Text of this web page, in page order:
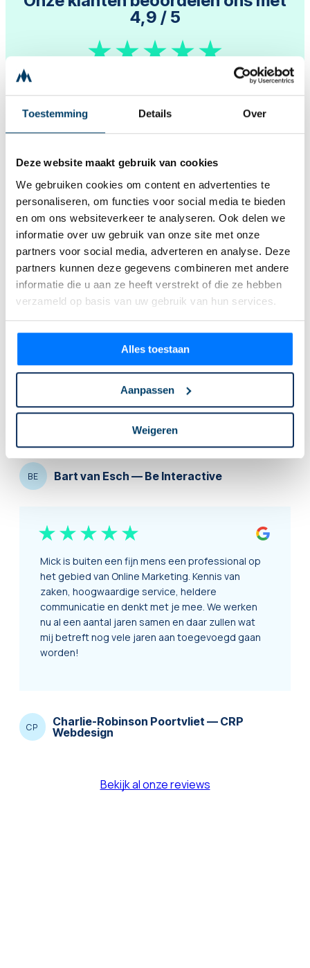
Toestemming Details Over
Deze website maakt gebruik van cookies
We gebruiken cookies om content en advertenties te
personaliseren, om functies voor social media te bieden
en om ons websiteverkeer te analyseren. Ook delen we
informatie over uw gebruik van onze site met onze
partners voor social media, adverteren en analyse. Deze
partners kunnen deze gegevens combineren met andere
informatie die u aan ze heeft verstrekt of die ze hebben
verzameld op basis van uw gebruik van hun services.
Alles toestaan
Aanpassen
Weigeren
4,9 / 5
Reviews
Fijne partner om mee samen te werken! Mick kijkt
niet alleen naar de directe vraag maar denkt mee
over een totale oplossing. Hij schrijft een plan,
geeft de juiste tips en zorgt dat alles piek fijn in
orde is. Zowel tijdens de bouw van de web-
gezet moeten worden, houdt hij alles
nauwlettend in de gaten en komt hij met goede
de beste resultaten te behalen voor onze
klanten. Wat wij enorm waarderen in Mick. Peak is
een waardevolle partner voor de lange termijn!
BE Bart van Esch — Be Interactive
Mick is buiten een fijn mens een professional op
het gebied van Online Marketing. Kennis van
zaken, hoogwaardige service, heldere
communicatie en denkt met je mee. We werken
nu al een aantal jaren samen en daar zullen wat
mij betreft nog vele jaren aan toegevoegd gaan
worden!
CP Charlie-Robinson Poortvliet — CRP
Webdesign
Bekijk al onze reviews